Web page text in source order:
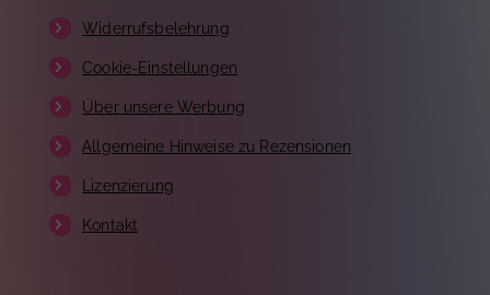
Widerrufsbelehrung
Cookie-Einstellungen
Über unsere Werbung
Allgemeine Hinweise zu Rezensionen
Lizenzierung
Kontakt